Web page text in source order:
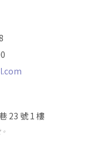
23 號 1 樓